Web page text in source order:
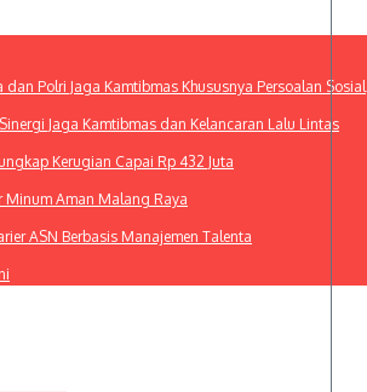
Polri Jaga Kamtibmas Khususnya Persoalan Sosial
Jaga Kamtibmas dan Kelancaran Lalu Lintas
Kerugian Capai Rp 432 Juta
Minum Aman Malang Raya
ASN Berbasis Manajemen Talenta